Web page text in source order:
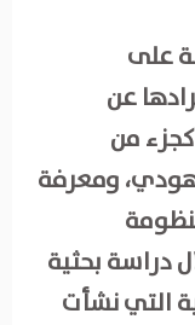
على
عن
من
ومعرفة
دراسة بحثية
التي نشأت